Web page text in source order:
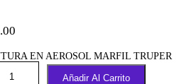
EN AEROSOL MARFIL TRUPER
Añadir Al Carrito